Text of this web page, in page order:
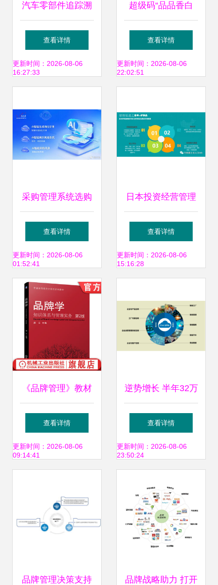
汽车零部件追踪溯
源系统 品牌营销与
管理的智能引擎
查看详情
更新时间：2026-08-06
16:27:33
超级码“品品香白
茶-产品数字身份证
项目”案例入选中国
案例 助力品牌管理
升级
查看详情
更新时间：2026-08-06
22:02:51
采购管理系统选购
指南与品牌推荐 如
何通过系统实现高
效品牌管理
查看详情
更新时间：2026-08-06
01:52:41
日本投资经营管理
项目 自创品牌护肤
品与日化用品的品
查看详情
更新时间：2026-08-06
15:16:28
《品牌管理》教材
之82组核心知识模
块解析
查看详情
更新时间：2026-08-06
09:14:41
逆势增长 半年32万
辆，捍卫中国商用
车第一品牌
查看详情
更新时间：2026-08-06
23:50:24
品牌管理决策支持 品牌战略助力 打开